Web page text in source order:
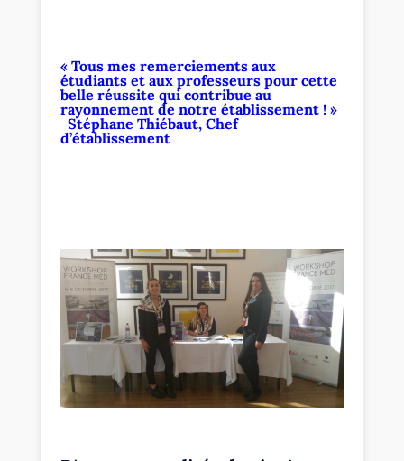
« Tous mes remerciements aux
étudiants et aux professeurs pour cette
belle réussite qui contribue au
rayonnement de notre établissement ! »
Stéphane Thiébaut, Chef
d’établissement